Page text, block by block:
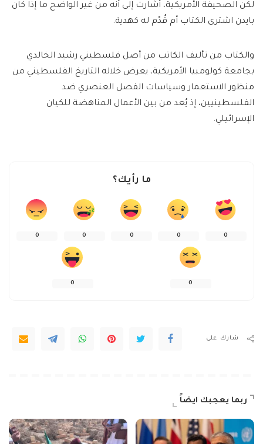
لكن الصحيفة الأمريكية، أشارت إلى أنه من غير الواضح ما إذا كان
بايدن اشترى الكتاب أم قُدّم له كهدية.
والكتاب من تأليف الكاتب من أصل فلسطيني رشيد الخالدي
بجامعة كولومبيا الأمريكية، يعرض خلاله التاريخ الفلسطيني من
منظور الاستعمار وسياسات الفصل العنصري ضد
الفلسطينيين، إذ يُعد من بين الأعمال المناهضة للكيان
الإسرائيلي.
ما رأيك؟
0
0
0
0
0
0
0
شارك على
ربما يعجبك ايضاً